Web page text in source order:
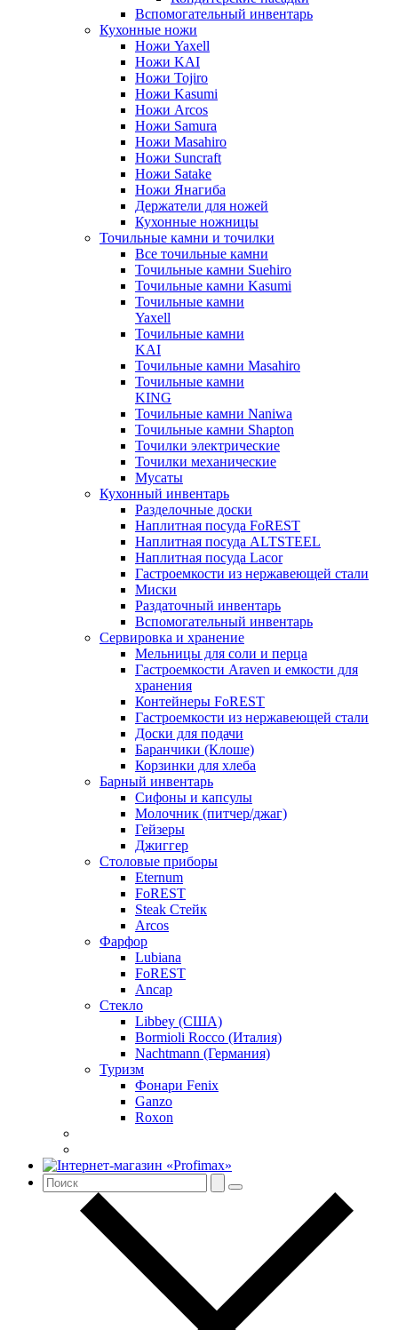
Вспомогательный инвентарь
Кухонные ножи
Ножи Yaxell
Ножи KAI
Ножи Tojiro
Ножи Kasumi
Ножи Arcos
Ножи Samura
Ножи Masahiro
Ножи Suncraft
Ножи Satake
Ножи Янагиба
Держатели для ножей
Кухонные ножницы
Точильные камни и точилки
Все точильные камни
Точильные камни Suehiro
Точильные камни Kasumi
Точильные камни
Yaxell
Точильные камни
KAI
Точильные камни Masahiro
Точильные камни
KING
Точильные камни Naniwa
Точильные камни Shapton
Точилки электрические
Точилки механические
Мусаты
Кухонный инвентарь
Разделочные доски
Наплитная посуда FoREST
Наплитная посуда ALTSTEEL
Наплитная посуда Lacor
Гастроемкости из нержавеющей стали
Миски
Раздаточный инвентарь
Вспомогательный инвентарь
Сервировка и хранение
Мельницы для соли и перца
Гастроемкости Araven и емкости для
хранения
Контейнеры FoREST
Гастроемкости из нержавеющей стали
Доски для подачи
Баранчики (Клоше)
Корзинки для хлеба
Барный инвентарь
Сифоны и капсулы
Молочник (питчер/джаг)
Гейзеры
Джиггер
Столовые приборы
Eternum
FoREST
Steak Стейк
Arcos
Фарфор
Lubiana
FoREST
Ancap
Стекло
Libbey (США)
Bormioli Rocco (Италия)
Nachtmann (Германия)
Туризм
Фонари Fenix
Ganzo
Roxon